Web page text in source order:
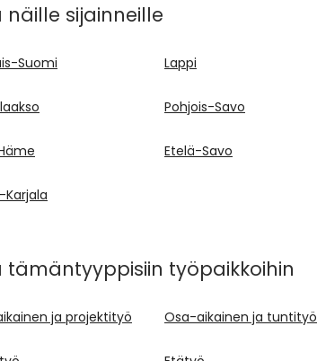
sijainneille
Suomi Lappi
Pohjois-Savo
Etelä-Savo
Karjala
työpaikkoihin
ja projektityö Osa-aikainen ja tuntityö